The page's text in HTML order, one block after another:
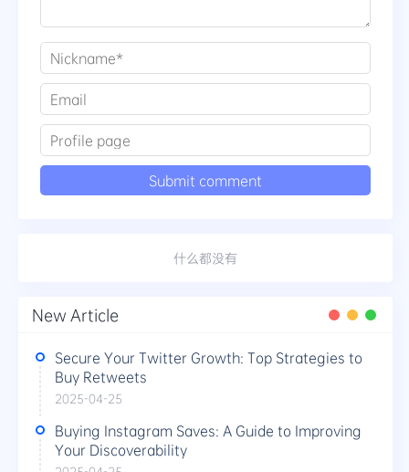
什么都没有
New Article
Secure Your Twitter Growth: Top Strategies to
Buy Retweets
2025-04-25
Buying Instagram Saves: A Guide to Improving
Your Discoverability